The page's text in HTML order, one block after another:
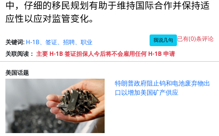
中，仔细的移民规划有助于维持国际合作并保持适
应性以应对监管变化。
关键词: H-1B、签证、招聘、职业 我说几句 已有(0)条评论
关联阅读： 主要 H-1B 签证担保人今后将不会雇用任何 H-1B 申请
美国话题
特朗普政府阻止钨和电池废弃物出
口以增加美国矿产供应